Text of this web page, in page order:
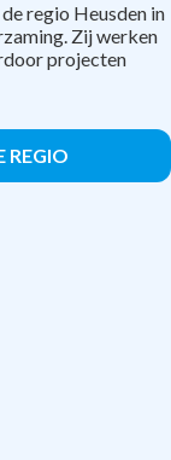
regio Heusden in
Zij werken
projecten
REGIO